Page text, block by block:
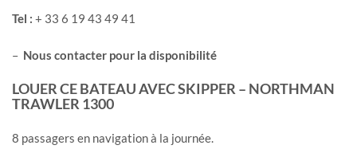
Tel : + 33 6 19 43 49 41
– Nous contacter pour la disponibilité
LOUER CE BATEAU AVEC SKIPPER – NORTHMAN
TRAWLER 1300
8 passagers en navigation à la journée.